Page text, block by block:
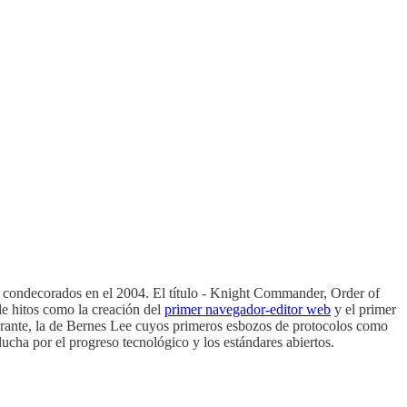
en el 2004. El título - Knight Commander, Order of
hitos como la creación del primer navegador-editor web y el primer
la de Bernes Lee cuyos primeros esbozos de protocolos como
por el progreso tecnológico y los estándares abiertos.